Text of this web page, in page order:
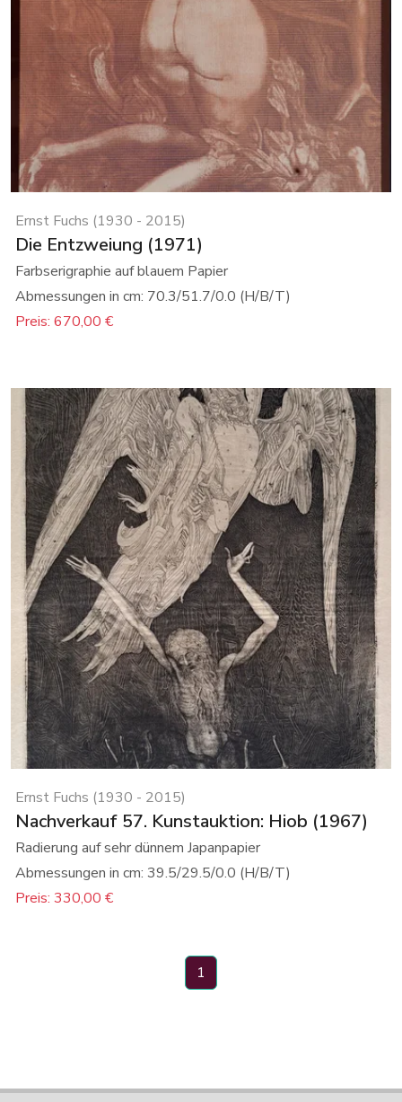
Ernst Fuchs (1930 - 2015)
Die Entzweiung (1971)
Farbserigraphie auf blauem Papier
Abmessungen in cm: 70.3/51.7/0.0 (H/B/T)
Preis: 670,00 €
Ernst Fuchs (1930 - 2015)
Nachverkauf 57. Kunstauktion: Hiob (1967)
Radierung auf sehr dünnem Japanpapier
Abmessungen in cm: 39.5/29.5/0.0 (H/B/T)
Preis: 330,00 €
1